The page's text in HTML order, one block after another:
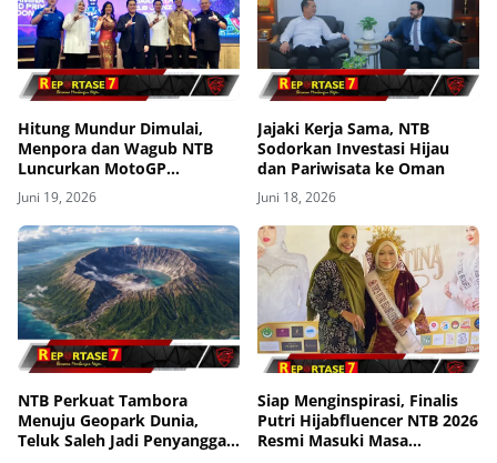
Hitung Mundur Dimulai,
Menpora dan Wagub NTB
Luncurkan MotoGP
Mandalika 2026
Juni 19, 2026
Jajaki Kerja Sama, NTB
Sodorkan Investasi Hijau
dan Pariwisata ke Oman
Juni 18, 2026
NTB Perkuat Tambora
Menuju Geopark Dunia,
Teluk Saleh Jadi Penyangga
Siap Menginspirasi, Finalis
Putri Hijabfluencer NTB 2026
Resmi Masuki Masa